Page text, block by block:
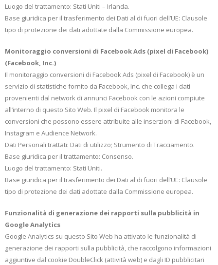
Luogo del trattamento: Stati Uniti – Irlanda.
Base giuridica per il trasferimento dei Dati al di fuori dell’UE: Clausole
tipo di protezione dei dati adottate dalla Commissione europea.
Monitoraggio conversioni di Facebook Ads (pixel di Facebook)
(Facebook, Inc.)
Il monitoraggio conversioni di Facebook Ads (pixel di Facebook) è un
servizio di statistiche fornito da Facebook, Inc. che collega i dati
provenienti dal network di annunci Facebook con le azioni compiute
all’interno di questo Sito Web. Il pixel di Facebook monitora le
conversioni che possono essere attribuite alle inserzioni di Facebook,
Instagram e Audience Network.
Dati Personali trattati: Dati di utilizzo; Strumento di Tracciamento.
Base giuridica per il trattamento: Consenso.
Luogo del trattamento: Stati Uniti.
Base giuridica per il trasferimento dei Dati al di fuori dell’UE: Clausole
tipo di protezione dei dati adottate dalla Commissione europea.
Funzionalità di generazione dei rapporti sulla pubblicità in
Google Analytics
Google Analytics su questo Sito Web ha attivato le funzionalità di
generazione dei rapporti sulla pubblicità, che raccolgono informazioni
aggiuntive dal cookie DoubleClick (attività web) e dagli ID pubblicitari